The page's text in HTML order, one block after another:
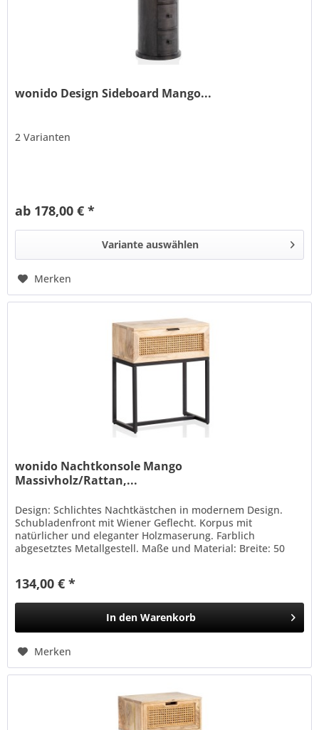
wonido Design Sideboard Mango...
2 Varianten
ab 178,00 € *
Variante auswählen
Merken
wonido Nachtkonsole Mango
Massivholz/Rattan,...
Design: Schlichtes Nachtkästchen in modernem Design.
Schubladenfront mit Wiener Geflecht. Korpus mit
natürlicher und eleganter Holzmaserung. Farblich
abgesetztes Metallgestell. Maße und Material: Breite: 50
134,00 € *
In den Warenkorb
Merken